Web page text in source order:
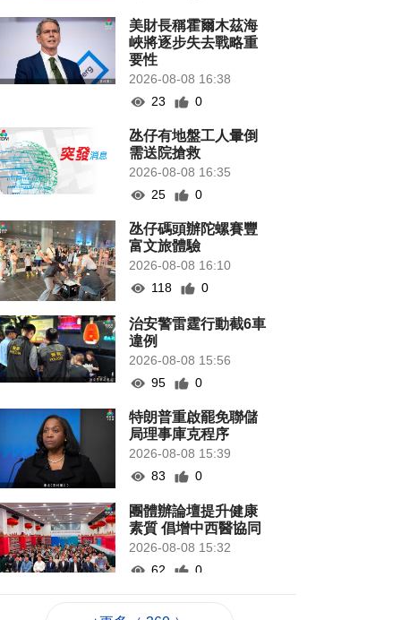
美財長稱霍爾木茲海
峽將逐步失去戰略重
要性
2026-08-08 16:38
23
0
氹仔有地盤工人暈倒
需送院搶救
2026-08-08 16:35
25
0
氹仔碼頭辦陀螺賽豐
富文旅體驗
2026-08-08 16:10
118
0
治安警雷霆行動截6車
違例
2026-08-08 15:56
95
0
特朗普重啟罷免聯儲
局理事庫克程序
2026-08-08 15:39
83
0
團體辦論壇提升健康
素質 倡增中西醫協同
2026-08-08 15:32
62
0